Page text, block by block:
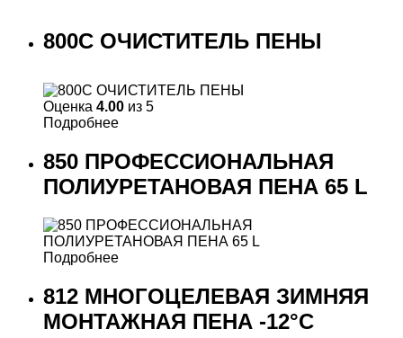
800C ОЧИСТИТЕЛЬ ПЕНЫ
Оценка 4.00 из 5
Подробнее
850 ПРОФЕССИОНАЛЬНАЯ
ПОЛИУРЕТАНОВАЯ ПЕНА 65 L
Подробнее
812 МНОГОЦЕЛЕВАЯ ЗИМНЯЯ
МОНТАЖНАЯ ПЕНА -12°C